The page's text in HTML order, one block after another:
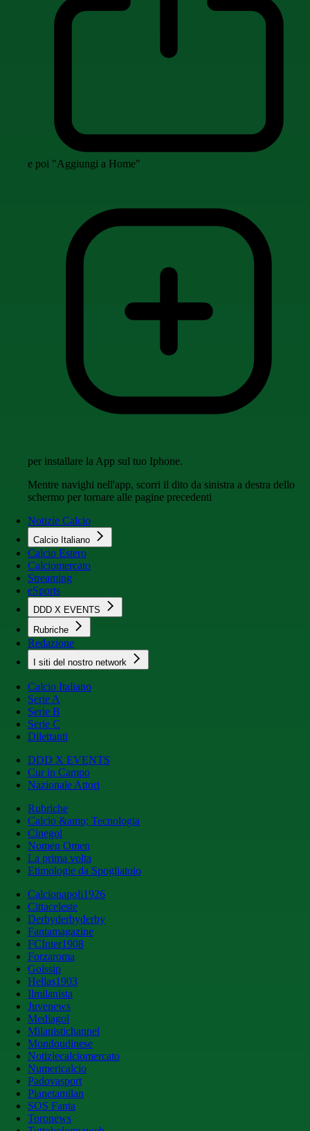
e poi "Aggiungi a Home"
per installare la App sul tuo Iphone.
Mentre navighi nell'app, scorri il dito da sinistra a destra dello
schermo per tornare alle pagine precedenti
Notizie Calcio
Calcio Italiano
Calcio Estero
Calciomercato
Streaming
eSports
DDD X EVENTS
Rubriche
Redazione
I siti del nostro network
Calcio Italiano
Serie A
Serie B
Serie C
Dilettanti
DDD X EVENTS
Cur in Campo
Nazionale Attori
Rubriche
Calcio &amp; Tecnologia
Cinegol
Nomen Omen
La prima volta
Etimologie da Spogliatoio
Calcionapoli1926
Cittaceleste
Derbyderbyderby
Fantamagazine
FCInter1908
Forzaroma
Golssip
Hellas1903
Ilmilanista
Juvenews
Mediagol
Milanistichannel
Mondoudinese
Notiziecalciomercato
Numericalcio
Padovasport
Pianetamilan
SOS Fanta
Toronews